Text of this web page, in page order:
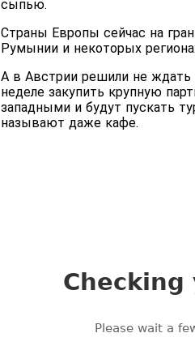
сыпью.
Страны Европы сейчас на
Румынии и некоторых
А в Австрии решили не ждать
неделе закупить крупную
западными и будут пускать
называют даже кафе.